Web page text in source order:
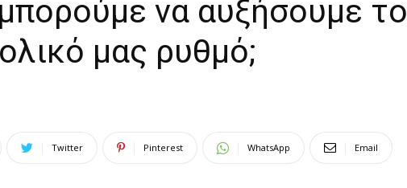
να αυξήσουμε το
μας ρυθμό;
Twitter Pinterest WhatsApp Email